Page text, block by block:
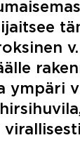
ympäri